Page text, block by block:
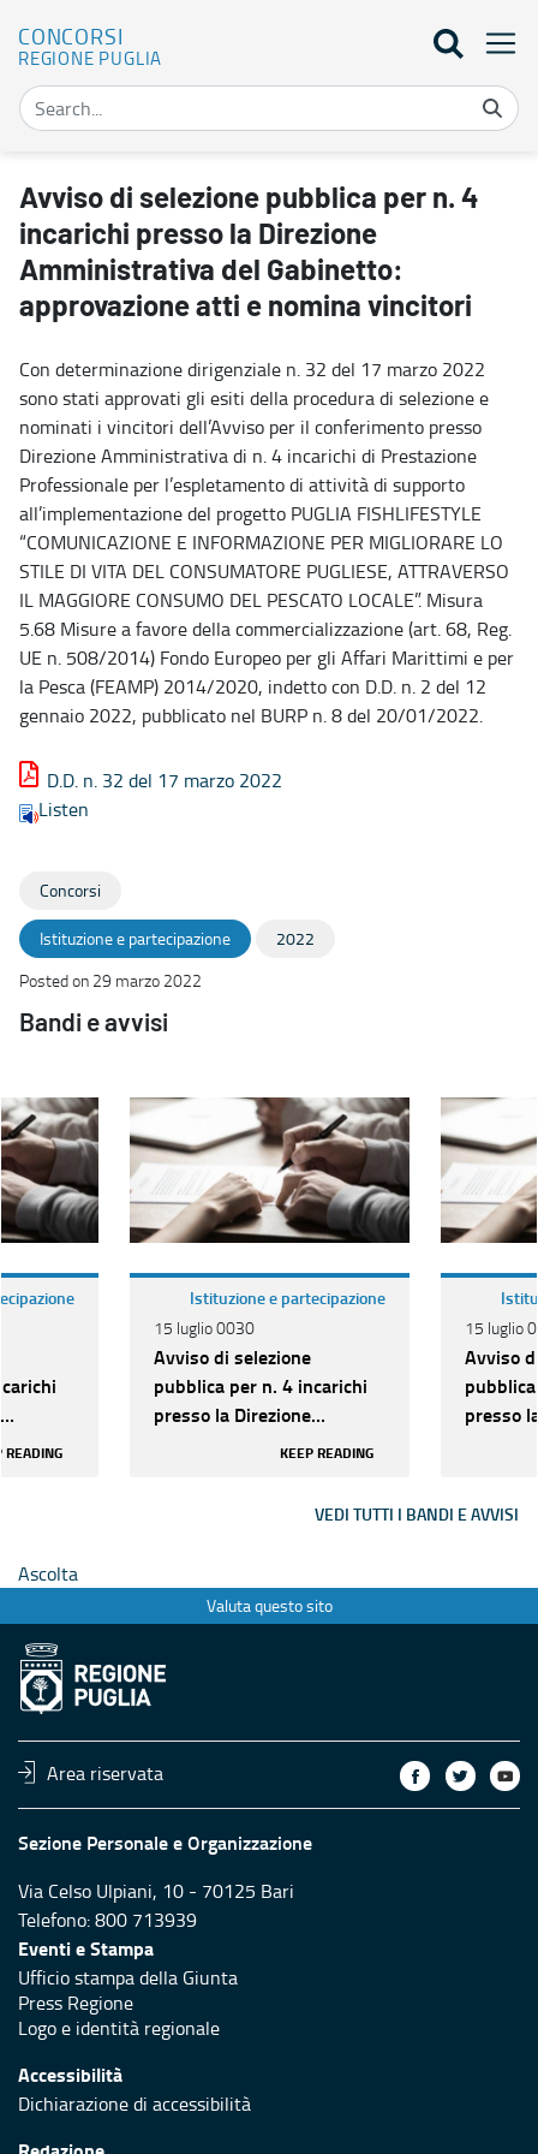
CONCORSI
REGIONE PUGLIA
Avviso di selezione pubblica per n. 4 incarichi presso la
Avviso di selezione pubblica per n. 4
incarichi presso la Direzione
Amministrativa del Gabinetto:
approvazione atti e nomina vincitori
Con determinazione dirigenziale n. 32 del 17 marzo 2022
sono stati approvati gli esiti della procedura di selezione e
nominati i vincitori dell’Avviso per il conferimento presso
Direzione Amministrativa di n. 4 incarichi di Prestazione
Professionale per l’espletamento di attività di supporto
all’implementazione del progetto PUGLIA FISHLIFESTYLE
“COMUNICAZIONE E INFORMAZIONE PER MIGLIORARE LO
STILE DI VITA DEL CONSUMATORE PUGLIESE, ATTRAVERSO
IL MAGGIORE CONSUMO DEL PESCATO LOCALE”. Misura
5.68 Misure a favore della commercializzazione (art. 68, Reg.
UE n. 508/2014) Fondo Europeo per gli Affari Marittimi e per
la Pesca (FEAMP) 2014/2020, indetto con D.D. n. 2 del 12
gennaio 2022, pubblicato nel BURP n. 8 del 20/01/2022.
D.D. n. 32 del 17 marzo 2022
Listen
Concorsi
Istituzione e partecipazione
2022
Posted on 29 marzo 2022
Bandi e avvisi
READING
Istituzione e partecipazione
15 luglio 0030
Avviso di selezione
pubblica per n. 4 incarichi
presso la Direzione
Amministrativa delKEEP READING
15 luglio
Avviso
presso
VEDI TUTTI I BANDI E AVVISI
Ascolta
Valuta questo sito
Area riservata
Sezione Personale e Organizzazione
Via Celso Ulpiani, 10 - 70125 Bari
Telefono: 800 713939
Eventi e Stampa
Ufficio stampa della Giunta
Press Regione
Logo e identità regionale
Accessibilità
Dichiarazione di accessibilità